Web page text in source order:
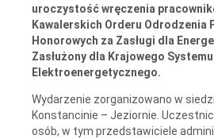
uroczystość wręczenia
Kawalerskich Orderu Odrodzenia
Honorowych za Zasługi dla
Zasłużony dla Krajowego Systemu
Elektroenergetycznego.
Wydarzenie zorganizowano w
Konstancinie – Jeziornie.
osób, w tym przedstawiciele